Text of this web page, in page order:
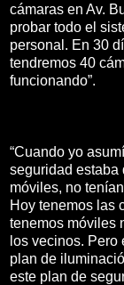
cámaras en Av.
probar todo el
personal. En 30
tendremos 40
funcionando”.
“Cuando yo
seguridad estaba
móviles, no
Hoy tenemos las
tenemos móviles
los vecinos. Pero
plan de
este plan de